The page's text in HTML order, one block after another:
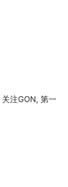
关注GON, 第一